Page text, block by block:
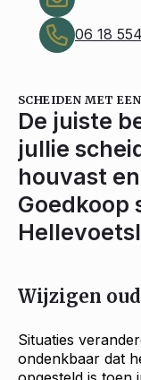
06 18
SCHEIDEN MET
De juiste
jullie
houvast
Goedkoop
Wijzigen
Situaties
ondenkbaar dat